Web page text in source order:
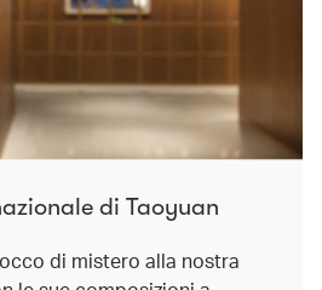
di Taoyuan
di mistero alla nostra